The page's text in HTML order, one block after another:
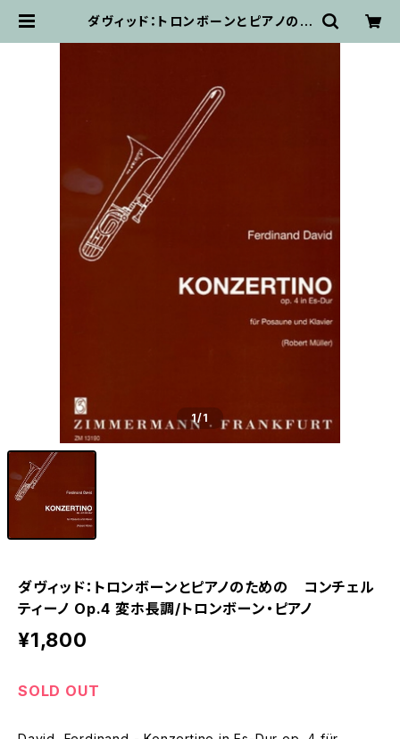
ダヴィッド：トロンボーンとピアノのた
1/1
ダヴィッド：トロンボーンとピアノのための コンチェル
ティーノ Op.4 変ホ長調/トロンボーン・ピアノ
¥1,800
SOLD OUT